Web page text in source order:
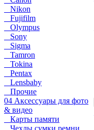
Nikon
Fujifilm
Olympus
Sony
Sigma
Tamron
Tokina
Pentax
Lensbaby
Прочие
04 Аксессуары для фото
& видео
Карты памяти
Чехлы сумки ремни